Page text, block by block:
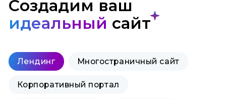
Создадим ваш
идеальный сайт
Лендинг Многостраничный сайт
Корпоративный портал